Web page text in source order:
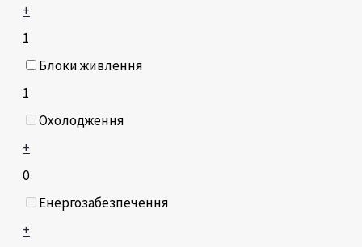
+
1
Блоки живлення
1
Охолодження
+
0
Енергозабезпечення
+